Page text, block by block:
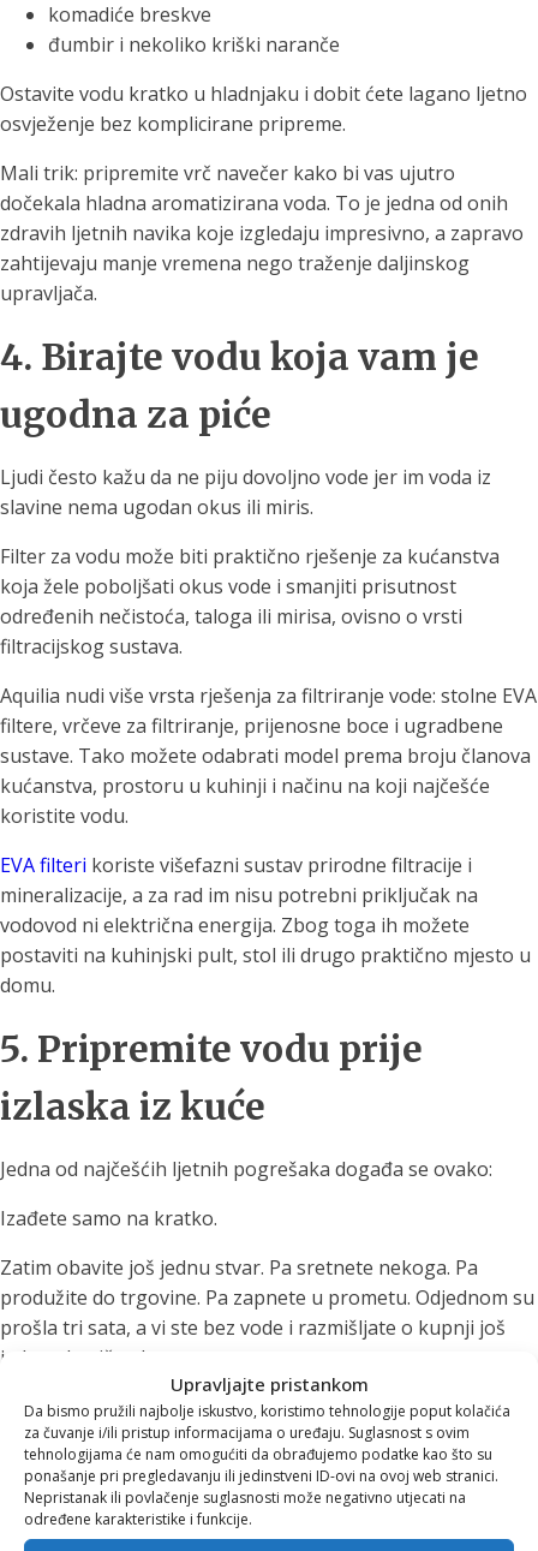
Upravljajte pristankom
Da bismo pružili najbolje iskustvo, koristimo tehnologije poput kolačića
za čuvanje i/ili pristup informacijama o uređaju. Suglasnost s ovim
tehnologijama će nam omogućiti da obrađujemo podatke kao što su
ponašanje pri pregledavanju ili jedinstveni ID-ovi na ovoj web stranici.
Nepristanak ili povlačenje suglasnosti može negativno utjecati na
određene karakteristike i funkcije.
komadiće breskve
đumbir i nekoliko kriški naranče
Ostavite vodu kratko u hladnjaku i dobit ćete lagano ljetno
osvježenje bez komplicirane pripreme.
Mali trik: pripremite vrč navečer kako bi vas ujutro
dočekala hladna aromatizirana voda. To je jedna od onih
zdravih ljetnih navika koje izgledaju impresivno, a zapravo
zahtijevaju manje vremena nego traženje daljinskog
upravljača.
4. Birajte vodu koja vam je
ugodna za piće
Ljudi često kažu da ne piju dovoljno vode jer im voda iz
slavine nema ugodan okus ili miris.
Filter za vodu može biti praktično rješenje za kućanstva
koja žele poboljšati okus vode i smanjiti prisutnost
određenih nečistoća, taloga ili mirisa, ovisno o vrsti
filtracijskog sustava.
Aquilia nudi više vrsta rješenja za filtriranje vode: stolne EVA
filtere, vrčeve za filtriranje, prijenosne boce i ugradbene
sustave. Tako možete odabrati model prema broju članova
kućanstva, prostoru u kuhinji i načinu na koji najčešće
koristite vodu.
EVA filteri koriste višefazni sustav prirodne filtracije i
mineralizacije, a za rad im nisu potrebni priključak na
vodovod ni električna energija. Zbog toga ih možete
postaviti na kuhinjski pult, stol ili drugo praktično mjesto u
domu.
5. Pripremite vodu prije
izlaska iz kuće
Jedna od najčešćih ljetnih pogrešaka događa se ovako:
Izađete samo na kratko.
Zatim obavite još jednu stvar. Pa sretnete nekoga. Pa
produžite do trgovine. Pa zapnete u prometu. Odjednom su
prošla tri sata, a vi ste bez vode i razmišljate o kupnji još
jedne plastične boce.
Rješenje je jednostavno: držite bocu za vodu pokraj
ključeva, torbe ili sunčanih naočala.
Prije izlaska napunite je filtriranom vodom. Tako ćete imati
vodu pri ruci tijekom vožnje, šetnje, izleta, odlaska na plažu